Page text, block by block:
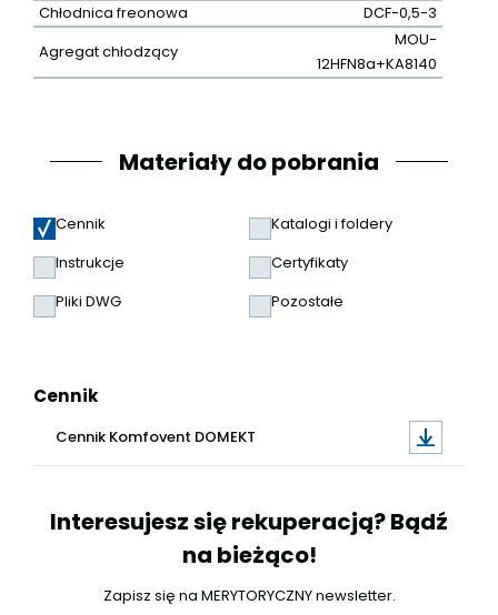
Chłodnica freonowa
DCF-0,5-3
Agregat chłodzący
MOU-
12HFN8a+KA8140
Materiały do pobrania
Cennik
Katalogi i foldery
Instrukcje
Certyfikaty
Pliki DWG
Pozostałe
Cennik
Cennik Komfovent DOMEKT
Interesujesz się rekuperacją? Bądź
na bieżąco!
Zapisz się na MERYTORYCZNY newsletter.